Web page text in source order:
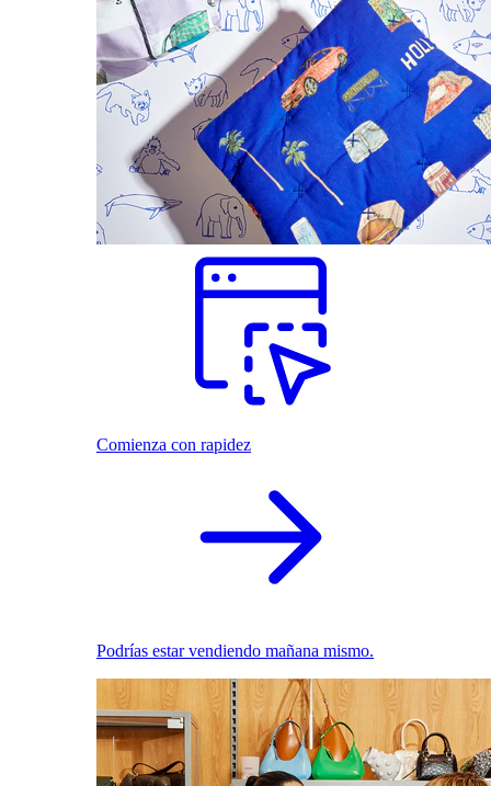
Comienza con rapidez
Podrías estar vendiendo mañana mismo.